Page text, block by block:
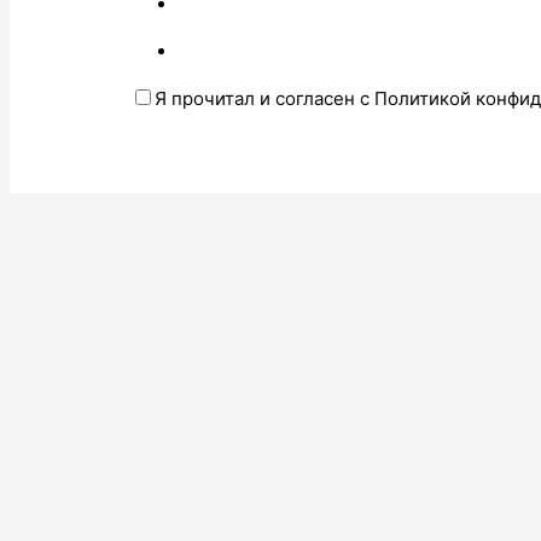
Я прочитал и согласен с Политикой